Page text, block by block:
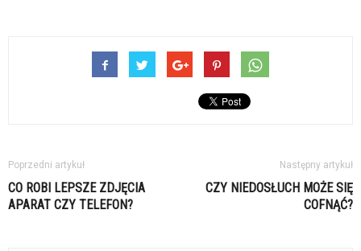
Poprzedni artykuł
CO ROBI LEPSZE ZDJĘCIA
APARAT CZY TELEFON?
Następny artykuł
CZY NIEDOSŁUCH MOŻE SIĘ
COFNĄĆ?